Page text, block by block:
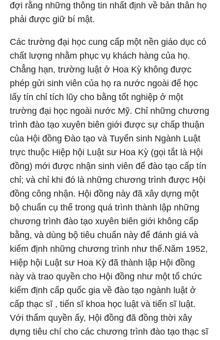
đợi rằng những thông tin nhất định về bản thân họ
phải được giữ bí mật.
Các trường đại học cung cấp một nền giáo dục có
chất lượng nhằm phục vụ khách hàng của họ.
Chẳng hạn, trường luật ở Hoa Kỳ không được
phép gửi sinh viên của họ ra nước ngoài để học
lấy tín chỉ tích lũy cho bằng tốt nghiệp ở một
trường đại học ngoài nước Mỹ. Chỉ những chương
trình đào tạo xuyên biên giới được sự chấp thuận
của Hội đồng Đào tạo và Tuyển sinh Ngành Luật
trực thuộc Hiệp hội Luật sư Hoa Kỳ (gọi tắt là Hội
đồng) mới được nhận sinh viên để đào tạo cấp tín
chỉ; và chỉ khi đó là những chương trình được Hội
đồng công nhận. Hội đồng này đã xây dựng một
bộ chuẩn cụ thể trong quá trình thành lập những
chương trình đào tạo xuyên biên giới không cấp
bằng, và dùng bộ tiêu chuẩn này để đánh giá và
kiểm định những chương trình như thế.Năm 1952,
Hiệp hội Luật sư Hoa Kỳ đã thành lập Hội đồng
này và trao quyền cho Hội đồng như một tổ chức
kiểm định cấp quốc gia về đào tạo ngành luật ở
cấp thạc sĩ , tiến sĩ khoa học luật và tiến sĩ luật.
Với thẩm quyền ấy, Hội đồng đã đồng thời xây
dựng tiêu chí cho các chương trình đào tạo thạc sĩ